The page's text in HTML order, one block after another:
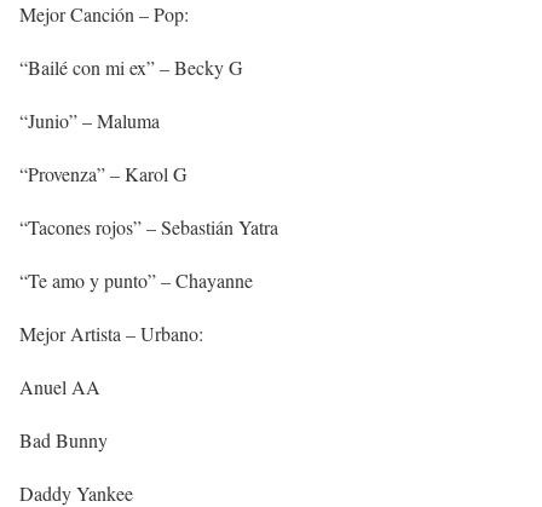
Mejor Canción – Pop:
“Bailé con mi ex” – Becky G
“Junio” – Maluma
“Provenza” – Karol G
“Tacones rojos” – Sebastián Yatra
“Te amo y punto” – Chayanne
Mejor Artista – Urbano:
Anuel AA
Bad Bunny
Daddy Yankee